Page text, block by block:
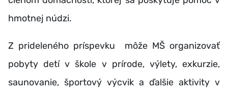
hmotnej núdzi.
Z prideleného príspevku môže MŠ organizovať
pobyty detí v škole v prírode, výlety, exkurzie,
saunovanie, športový výcvik a ďalšie aktivity v